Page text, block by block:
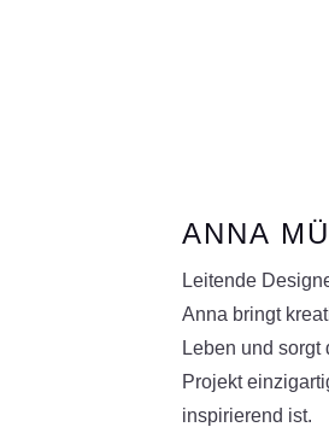
ANNA
Leitende
Anna bringt
Leben und sorgt
Projekt
inspirierend ist.